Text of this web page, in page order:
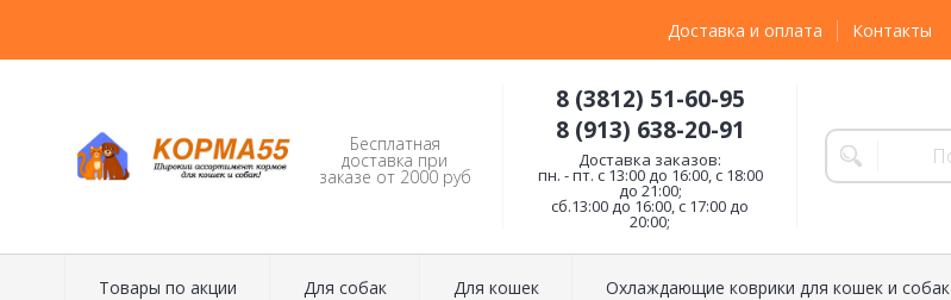
Доставка и оплата Контакты
Бесплатная
доставка при
заказе от 2000 руб
8 (3812) 51-60-95
8 (913) 638-20-91
Доставка заказов:
пн. - пт. с 13:00 до 16:00, с 18:00
до 21:00;
сб.13:00 до 16:00, с 17:00 до
20:00;
Товары по акции Для собак Для кошек Охлаждающие коврики для кошек и собак